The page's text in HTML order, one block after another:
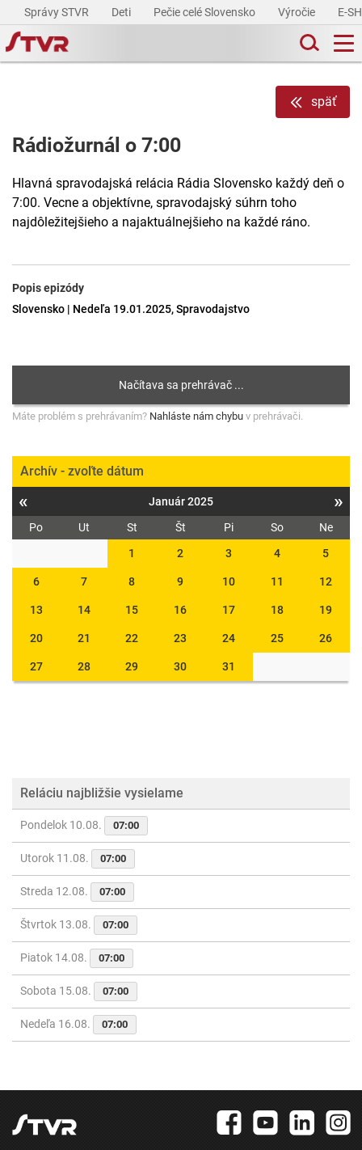
Správy STVR Deti Pečie celé Slovensko Výročie E-
späť
Rádiožurnál o 7:00
Hlavná spravodajská relácia Rádia Slovensko každý deň o
7:00. Vecne a objektívne, spravodajský súhrn toho
najdôležitejšieho a najaktuálnejšieho na každé ráno.
Popis epizódy
Slovensko | Nedeľa 19.01.2025, Spravodajstvo
Máte problém s prehrávaním? Nahláste nám chybu v prehrávači.
Archív - zvoľte dátum
« Január 2025 »
Po Ut St Št Pi So
Ne
1
2 3 4 5
6 7 8 9 10 11 12
13 14 15 16 17 18 19
20 21 22 23 24 25 26
27 28 29 30 31
Reláciu najbližšie vysielame
Pondelok 10.08. 07:00
Utorok 11.08. 07:00
Streda 12.08. 07:00
Štvrtok 13.08. 07:00
Piatok 14.08. 07:00
Sobota 15.08. 07:00
Nedeľa 16.08. 07:00